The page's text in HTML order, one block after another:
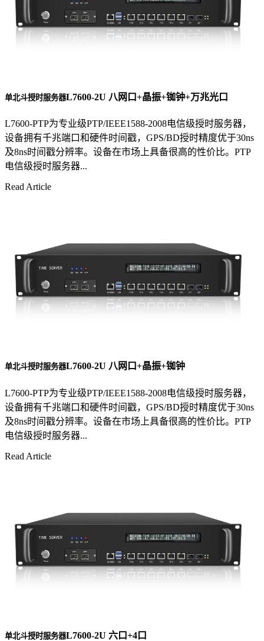
单北斗授时服务器L7600-2U 八网口+晶振+铷钟+万兆光口
L7600-PTP为专业级PTP/IEEE1588-2008电信级授时服务器，
设备拥有千兆端口和硬件时间戳，GPS/BD授时精度优于30ns
及8ns时间戳分辨率。设备在市场上具备很高的性价比。PTP
电信级授时服务器...
Read Article
单北斗授时服务器L7600-2U 八网口+晶振+铷钟
L7600-PTP为专业级PTP/IEEE1588-2008电信级授时服务器，
设备拥有千兆端口和硬件时间戳，GPS/BD授时精度优于30ns
及8ns时间戳分辨率。设备在市场上具备很高的性价比。PTP
电信级授时服务器...
Read Article
单北斗授时服务器L7600-2U 六口+4口